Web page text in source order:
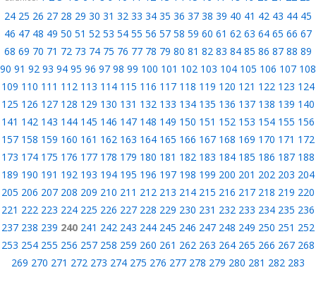
24 25 26 27 28 29 30 31 32 33 34 35 36 37 38 39 40 41 42 43 44 45
46 47 48 49 50 51 52 53 54 55 56 57 58 59 60 61 62 63 64 65 66 67
68 69 70 71 72 73 74 75 76 77 78 79 80 81 82 83 84 85 86 87 88 89
90 91 92 93 94 95 96 97 98 99 100 101 102 103 104 105 106 107 108
109 110 111 112 113 114 115 116 117 118 119 120 121 122 123 124
125 126 127 128 129 130 131 132 133 134 135 136 137 138 139 140
141 142 143 144 145 146 147 148 149 150 151 152 153 154 155 156
157 158 159 160 161 162 163 164 165 166 167 168 169 170 171 172
173 174 175 176 177 178 179 180 181 182 183 184 185 186 187 188
189 190 191 192 193 194 195 196 197 198 199 200 201 202 203 204
205 206 207 208 209 210 211 212 213 214 215 216 217 218 219 220
221 222 223 224 225 226 227 228 229 230 231 232 233 234 235 236
237 238 239 240 241 242 243 244 245 246 247 248 249 250 251 252
253 254 255 256 257 258 259 260 261 262 263 264 265 266 267 268
269 270 271 272 273 274 275 276 277 278 279 280 281 282 283